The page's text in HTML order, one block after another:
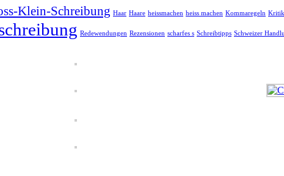
Klein-Schreibung Haar Haare heissmachen heiss machen Kommaregeln Kritik
Redewendungen Rezensionen scharfes s Schreibtipps Schweizer